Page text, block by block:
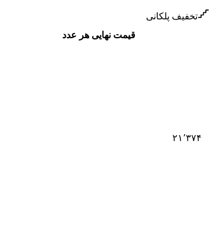
تخفیف پلکانی
قیمت نهایی هر عدد
۲۱٬۳۷۴